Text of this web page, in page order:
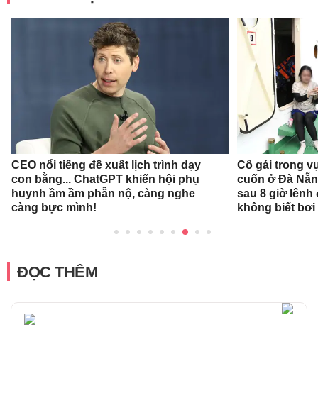
CEO nổi tiếng đề xuất lịch trình dạy
con bằng... ChatGPT khiến hội phụ
huynh ầm ầm phẫn nộ, càng nghe
càng bực mình!
Cô gái trong
cuốn ở Đà
sau 8 giờ lênh
không biết bơi
ĐỌC THÊM